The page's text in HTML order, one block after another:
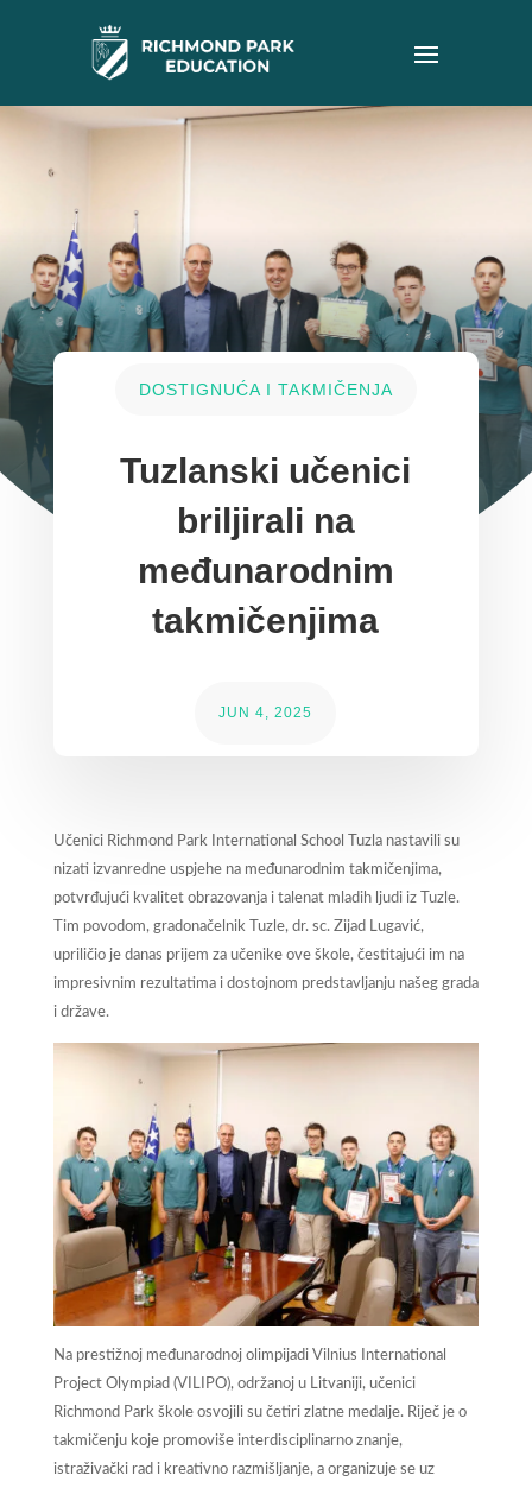
DOSTIGNUĆA I TAKMIČENJA
Tuzlanski učenici
briljirali na
međunarodnim
takmičenjima
JUN 4, 2025
Učenici Richmond Park International School Tuzla nastavili su
nizati izvanredne uspjehe na međunarodnim takmičenjima,
potvrđujući kvalitet obrazovanja i talenat mladih ljudi iz Tuzle.
Tim povodom, gradonačelnik Tuzle, dr. sc. Zijad Lugavić,
upriličio je danas prijem za učenike ove škole, čestitajući im na
impresivnim rezultatima i dostojnom predstavljanju našeg grada
i države.
Na prestižnoj međunarodnoj olimpijadi Vilnius International
Project Olympiad (VILIPO), održanoj u Litvaniji, učenici
Richmond Park škole osvojili su četiri zlatne medalje. Riječ je o
takmičenju koje promoviše interdisciplinarno znanje,
istraživački rad i kreativno razmišljanje, a organizuje se uz